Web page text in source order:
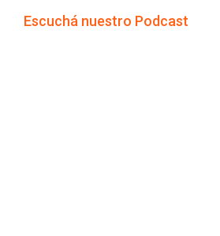
Escuchá nuestro Podcast